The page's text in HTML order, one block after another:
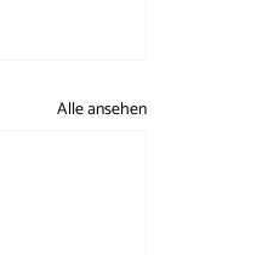
Alle ansehen